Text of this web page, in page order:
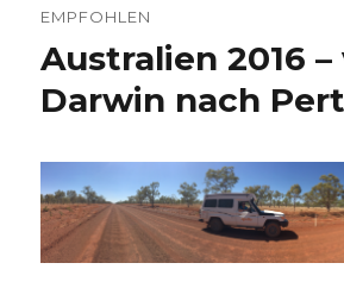
EMPFOHLEN
Australien 2016 –
Darwin nach